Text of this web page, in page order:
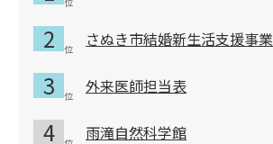
さぬき市結婚新生活支援事業
外来医師担当表
雨滝自然科学館